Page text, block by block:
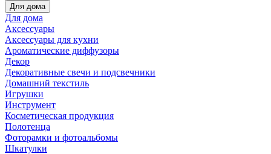
Для дома
Для дома
Аксессуары
Аксессуары для кухни
Ароматические диффузоры
Декор
Декоративные свечи и подсвечники
Домашний текстиль
Игрушки
Инструмент
Косметическая продукция
Полотенца
Фоторамки и фотоальбомы
Шкатулки